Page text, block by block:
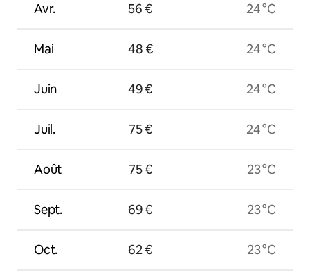
Avr.
Mai
Juin
Juil.
Août
Sept.
Oct.
56 €
48 €
49 €
75 €
75 €
69 €
62 €
24 °C
24 °C
24 °C
24 °C
23 °C
23 °C
23 °C